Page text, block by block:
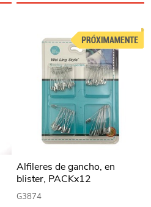
Alfileres de gancho, en
blister, PACKx12
G3874